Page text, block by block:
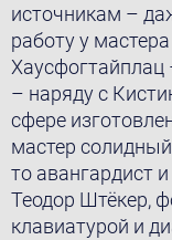
источникам –
работу у
Хаусфогтайплац
– наряду с
сфере
мастер
то авангардист
Теодор Штёкер,
клавиатурой и